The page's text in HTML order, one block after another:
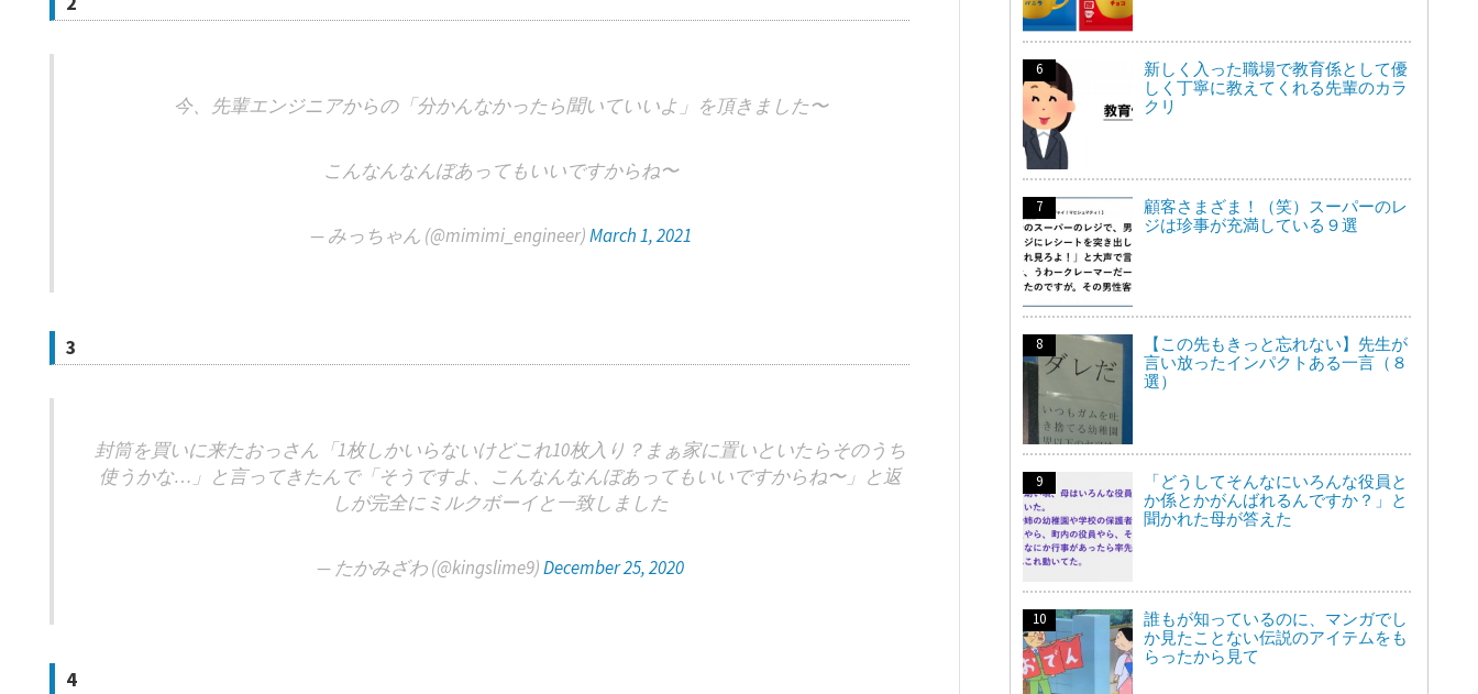
今、先輩エンジニアからの「分かんなかったら聞いていいよ」を頂きました〜
こんなんなんぼあってもいいですからね〜
— みっちゃん (@mimimi_engineer)March 1, 2021
3
封筒を買いに来たおっさん「1枚しかいらないけどこれ10枚入り？まぁ家に置いといたらそのうち
使うかな…」と言ってきたんで「そうですよ、こんなんなんぼあってもいいですからね〜」と返
しが完全にミルクボーイと一致しました
— たかみざわ (@kingslime9)December 25, 2020
4
新しく入った職場で教育係として優
しく丁寧に教えてくれる先輩のカラ
クリ
顧客さまざま！（笑）スーパーのレ
ジは珍事が充満している９選
【この先もきっと忘れない】先生が
言い放ったインパクトある一言（８
選）
「どうしてそんなにいろんな役員と
か係とかがんばれるんですか？」と
聞かれた母が答えた
誰もが知っているのに、マンガでし
か見たことない伝説のアイテムをも
らったから見て